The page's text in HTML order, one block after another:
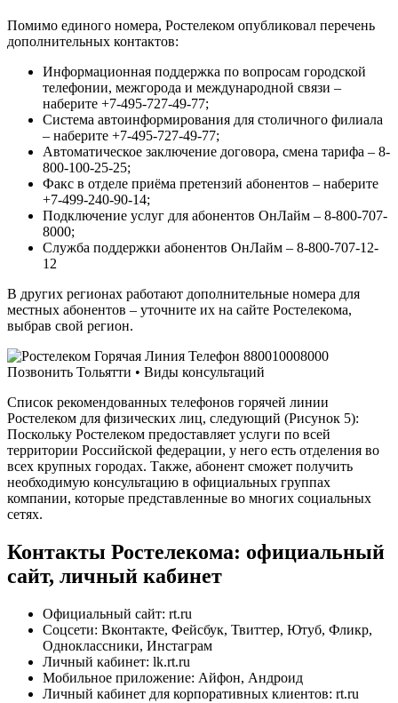
Помимо единого номера, Ростелеком опубликовал перечень
дополнительных контактов:
Информационная поддержка по вопросам городской
телефонии, межгорода и международной связи –
наберите +7-495-727-49-77;
Система автоинформирования для столичного филиала
– наберите +7-495-727-49-77;
Автоматическое заключение договора, смена тарифа – 8-
800-100-25-25;
Факс в отделе приёма претензий абонентов – наберите
+7-499-240-90-14;
Подключение услуг для абонентов ОнЛайм – 8-800-707-
8000;
Служба поддержки абонентов ОнЛайм – 8-800-707-12-
12
В других регионах работают дополнительные номера для
местных абонентов – уточните их на сайте Ростелекома,
выбрав свой регион.
Список рекомендованных телефонов горячей линии
Ростелеком для физических лиц, следующий (Рисунок 5):
Поскольку Ростелеком предоставляет услуги по всей
территории Российской федерации, у него есть отделения во
всех крупных городах. Также, абонент сможет получить
необходимую консультацию в официальных группах
компании, которые представленные во многих социальных
сетях.
Контакты Ростелекома: официальный
сайт, личный кабинет
Официальный сайт: rt.ru
Соцсети: Вконтакте, Фейсбук, Твиттер, Ютуб, Фликр,
Одноклассники, Инстаграм
Личный кабинет: lk.rt.ru
Мобильное приложение: Айфон, Андроид
Личный кабинет для корпоративных клиентов: rt.ru